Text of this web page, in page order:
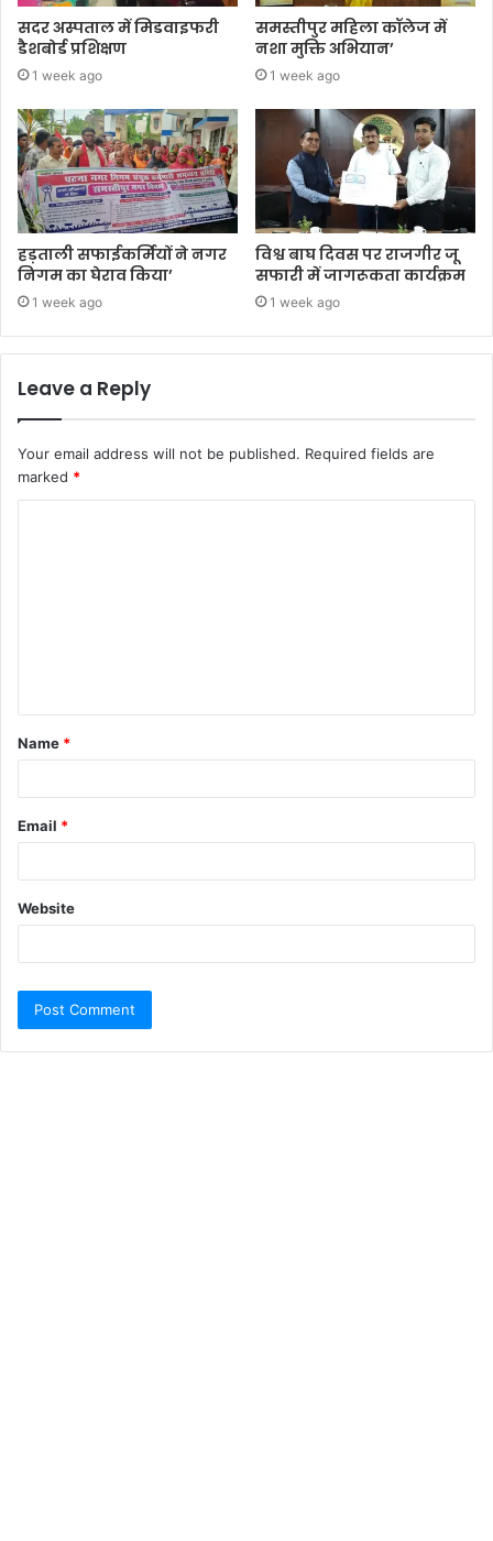
सदर अस्पताल में मिडवाइफरी
डैशबोर्ड प्रशिक्षण
1 week ago
समस्तीपुर महिला कॉलेज में
नशा मुक्ति अभियान’
1 week ago
हड़ताली सफाईकर्मियों ने नगर
निगम का घेराव किया’
1 week ago
विश्व बाघ दिवस पर राजगीर जू
सफारी में जागरूकता कार्यक्रम
1 week ago
Leave a Reply
Your email address will not be published. Required fields are
marked *
Name *
Email *
Website